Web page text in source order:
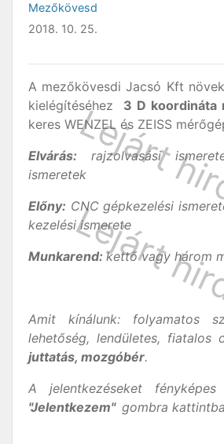
Mezőkövesd
2018. 10. 25.
A mezőkövesdi Jacsó Kft
kielégítéséhez
3 D koordináta
keres WENZEL és ZEISS
Elvárás: rajzolvasási
ismeretek
Előny: CNC gépkezelési
kezelési ismerete
Munkarend: kettő vagy három
Amit kínálunk: folyamatos
lehetőség, lendületes, fiatalos
juttatás, mozgóbér.
A jelentkezéseket
"Jelentkezem" gombra